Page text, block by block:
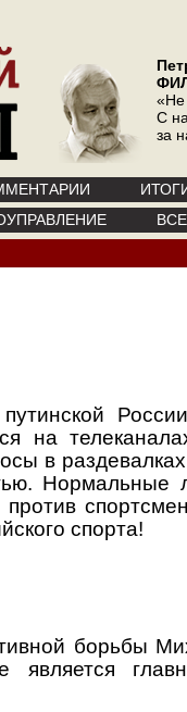
«Не
С
за
на
в
Нормальные
спорта!
борьбы
является